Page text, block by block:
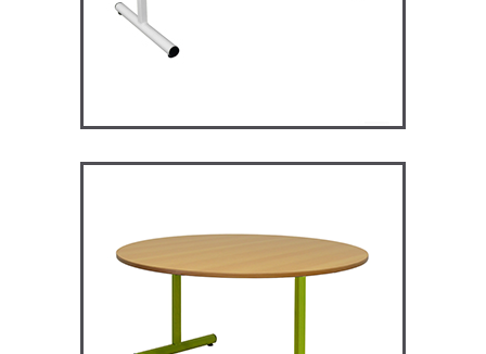
RM120 – Restauration
TABLES ET MANGE DEBOUT